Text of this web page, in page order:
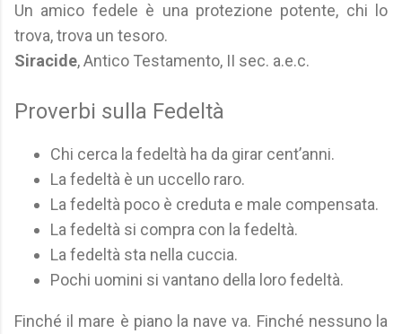
Un amico fedele è una protezione potente, chi lo
trova, trova un tesoro.
Siracide, Antico Testamento, II sec. a.e.c.
Proverbi sulla Fedeltà
Chi cerca la fedeltà ha da girar cent’anni.
La fedeltà è un uccello raro.
La fedeltà poco è creduta e male compensata.
La fedeltà si compra con la fedeltà.
La fedeltà sta nella cuccia.
Pochi uomini si vantano della loro fedeltà.
Finché il mare è piano la nave va. Finché nessuno la